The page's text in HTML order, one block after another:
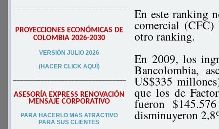
–––––––––––––––––––––––––––––––––
PROYECCIONES ECONÓMICAS DE
COLOMBIA 2026-2030
VERSIÓN JULIO 2026
(HACER CLICK AQUÍ)
–––––––––––––––––––––––––––––––––
ASESORÍA EXPRESS RENOVACIÓN
MENSAJE CORPORATIVO
PARA HACERLO MAS ATRACTIVO
PARA SUS CLIENTES
En este ranking
comercial (CFC)
otro ranking.
En 2009, los
Bancolombia,
US$335
que los de
fueron
disminuyeron